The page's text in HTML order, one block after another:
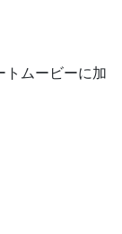
トムービーに加